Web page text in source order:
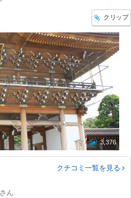
クリップ
3,376
クチコミ一覧を見る